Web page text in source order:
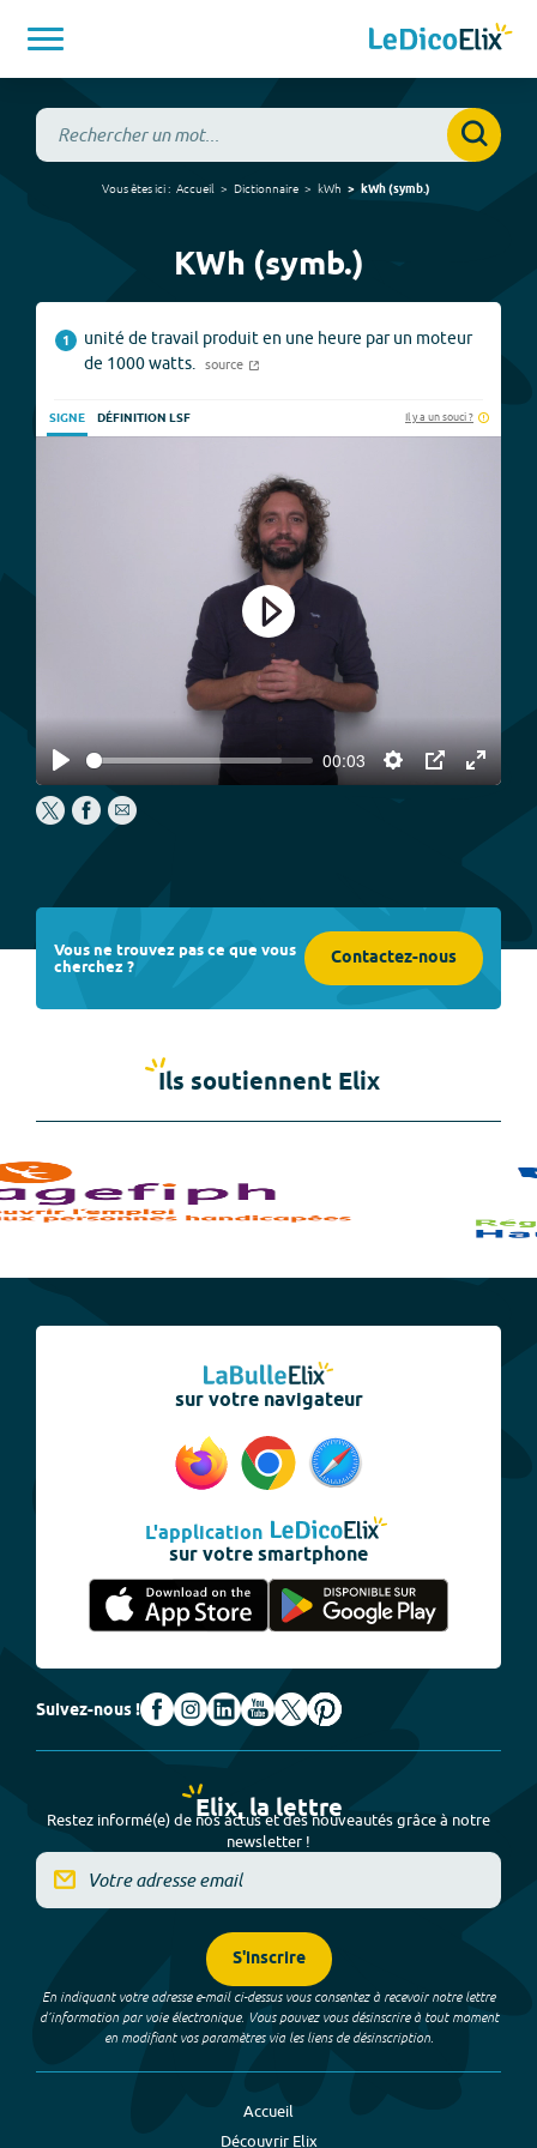
Vous êtes ici : Accueil Dictionnaire kWh kWh(symb.)
KWh (symb.)
1
unité de travail produit en une heure par un moteur
de 1000 watts.
source
SIGNE DÉFINITION LSF Il y a un souci ?
Play
00:03
Settings
PIP
Enter
Play
Vous ne trouvez pas ce que vous
cherchez ? Contactez-nous
Ils soutiennent Elix
sur votre navigateur
L'application
sur votre smartphone
Suivez-nous !
Elix, la lettre
Restez informé(e) de nos actus et des nouveautés grâce à notre
newsletter !
S'inscrire
En indiquant votre adresse e-mail ci-dessus vous consentez à recevoir notre lettre
d’information par voie électronique. Vous pouvez vous désinscrire à tout moment
en modifiant vos paramètres via les liens de désinscription.
Accueil
Découvrir Elix